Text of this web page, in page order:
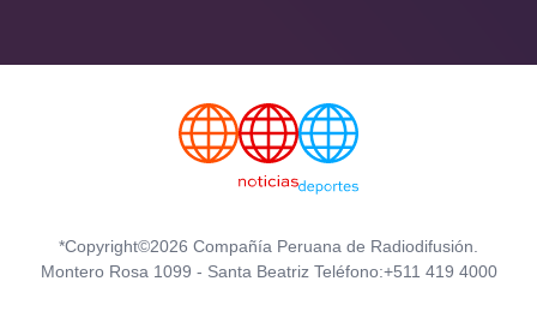
*Copyright©2026 Compañía Peruana de Radiodifusión.
Montero Rosa 1099 - Santa Beatriz Teléfono:+511 419 4000